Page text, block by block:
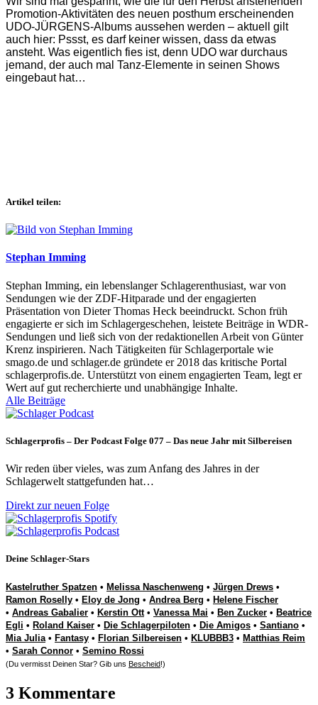
Promotion-Aktivitäten des neuen posthum erscheinenden
UDO-JÜRGENS-Albums aussehen werden – aktuell gilt
auch hier: Pssst, es darf keiner wissen, dass da etwas
ansteht. Was eigentlich fies ist, denn UDO war durchaus
jemand, der auch mal Tanz-Elemente in seinen Shows
eingebaut hat…
Artikel teilen:
Stephan Imming
Stephan Imming, ein lebenslanger Schlagerenthusiast, war von
Sendungen wie der ZDF-Hitparade und der engagierten
Präsentation von Dieter Thomas Heck beeindruckt. Schon früh
engagierte er sich im Schlagergeschehen, leistete Beiträge in WDR-
Sendungen und ließ sich von der redaktionellen Arbeit von Günter
Krenz inspirieren. Nach Tätigkeiten für Schlagerportale wie
smago.de und schlager.de gründete er 2018 das kritische Portal
schlagerprofis.de. Unterstützt von einem engagierten Team, legt er
Wert auf gut recherchierte und unabhängige Inhalte.
Alle Beiträge
Schlagerprofis – Der Podcast Folge 077 – Das neue Jahr mit Silbereisen
Wir reden über vieles, was zum Anfang des Jahres in der
Schlagerwelt stattgefunden hat…
Direkt zur neuen Folge
Deine Schlager-Stars
Kastelruther Spatzen • Melissa Naschenweng • Jürgen Drews •
Ramon Roselly • Eloy de Jong • Andrea Berg • Helene Fischer
• Andreas Gabalier • Kerstin Ott• Vanessa Mai • Ben Zucker • Beatrice
Egli • Roland Kaiser • Die Schlagerpiloten • Die Amigos • Santiano •
Mia Julia• Fantasy • Florian Silbereisen • KLUBBB3 • Matthias Reim
• Sarah Connor • Semino Rossi
(Du vermisst Deinen Star? Gib uns Bescheid!)
3 Kommentare